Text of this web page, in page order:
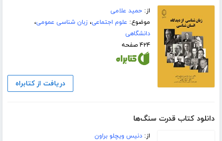
از:حمید علامی
موضوع: علوم اجتماعی،زبان شناسی عمومی،
دانشگاهی
۴۲۴ صفحه
دریافت از کتابراه
دانلود کتاب قدرت سنگ‌ها
از:دنیس ویچلو براون